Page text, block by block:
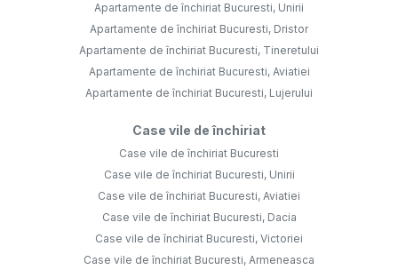
Apartamente de închiriat Bucuresti, Unirii
Apartamente de închiriat Bucuresti, Dristor
Apartamente de închiriat Bucuresti, Tineretului
Apartamente de închiriat Bucuresti, Aviatiei
Apartamente de închiriat Bucuresti, Lujerului
Case vile de închiriat
Case vile de închiriat Bucuresti
Case vile de închiriat Bucuresti, Unirii
Case vile de închiriat Bucuresti, Aviatiei
Case vile de închiriat Bucuresti, Dacia
Case vile de închiriat Bucuresti, Victoriei
Case vile de închiriat Bucuresti, Armeneasca